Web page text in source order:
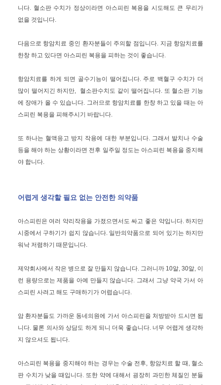
니다. 혈소판 수치가 정상이라면 아스피린 복용을 시도해도 큰 무리가
없을 것입니다.
다음으로 항암치료 중인 환자분들이 주의할 점입니다. 지금 항암치료를
한창 하고 있다면 아스피린 복용을 피하는 것이 좋습니다.
항암치료를 하게 되면 골수기능이 떨어집니다. 주로 백혈구 수치가 더
많이 떨어지긴 하지만, 혈소판수치도 같이 떨어집니다. 또 혈소판 기능
에 장애가 올 수 있습니다. 그러므로 항암치료를 한창 하고 있을 때는 아
스피린 복용을 피해주시기 바랍니다.
또 하나는 혈액응고 방지 작용에 대한 부분입니다. 그래서 발치나 수술
등을 해야 하는 상황이라면 전후 일주일 정도는 아스피린 복용을 중지해
야 합니다.
어렵게 생각할 필요 없는 안전한 의약품
아스피린은 여러 약리작용을 가졌으면서도 싸고 좋은 약입니다. 하지만
시중에서 구하기가 쉽지 않습니다. 일반의약품으로 되어 있기는 하지만
워낙 저렴하기 때문입니다.
제약회사에서 작은 병으로 잘 만들지 않습니다. 그러니까 10알, 30알, 이
런 용량으로는 제품을 아예 만들지 않습니다. 그래서 그냥 약국 가서 아
스피린 사려고 해도 구매하기가 어렵습니다.
암 환자분들도 가까운 동네의원에 가서 아스피린을 처방받아 드시면 됩
니다. 물론 의사와 상담도 하게 되니 더욱 좋습니다. 너무 어렵게 생각하
지 않으셔도 됩니다.
아스피린 복용을 중지해야 하는 경우는 수술 전후, 항암치료 할 때, 혈소
판 수치가 낮을 때입니다. 또한 약에 대해서 굉장히 과민한 체질인 분들